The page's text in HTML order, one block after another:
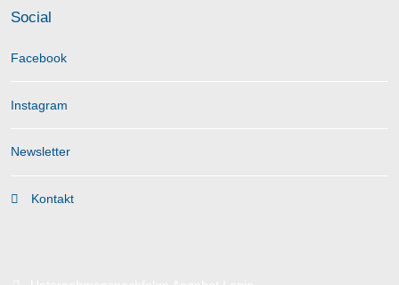
Social
Facebook
Instagram
Newsletter
Kontakt